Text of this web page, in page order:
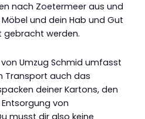
nach Zoetermeer aus und
und dein Hab und Gut
gebracht werden.
Umzug Schmid umfasst
Transport auch das
deiner Kartons, den
von
musst dir also keine